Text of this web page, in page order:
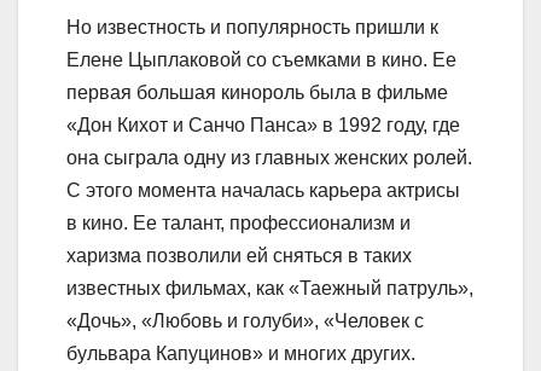
Но известность и популярность пришли к
Елене Цыплаковой со съемками в кино. Ее
первая большая кинороль была в фильме
«Дон Кихот и Санчо Панса» в 1992 году, где
она сыграла одну из главных женских ролей.
С этого момента началась карьера актрисы
в кино. Ее талант, профессионализм и
харизма позволили ей сняться в таких
известных фильмах, как «Таежный патруль»,
«Дочь», «Любовь и голуби», «Человек с
бульвара Капуцинов» и многих других.